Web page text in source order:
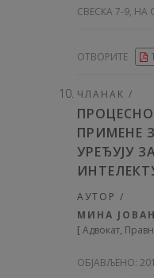
СВЕСКА 7-9, НА
ОТВОРИТЕ
ЧЛАНАК /
ПРИМЕНЕ
УРЕЂУЈУ
АУТОР /
МИНА
[Адвокат, Правни
ОБЈАВЉЕНО: